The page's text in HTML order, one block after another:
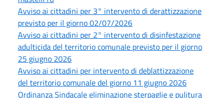
Avviso ai cittadini per 3° intervento di derattizzazione
previsto per il giorno 02/07/2026
Avviso ai cittadini per 2° intervento di disinfestazione
adulticida del territorio comunale previsto per il giorno
25 giugno 2026
Avviso ai cittadini per intervento di deblattizzazione
del territorio comunale del giorno 11 giugno 2026
Ordinanza Sindacale eliminazione sterpaglie e pulitura